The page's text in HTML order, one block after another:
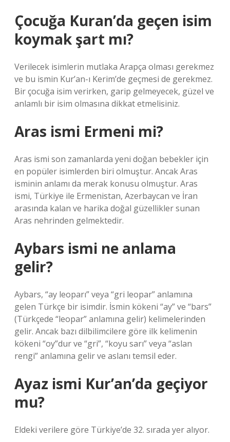
Çocuğa Kuran’da geçen isim
koymak şart mı?
Verilecek isimlerin mutlaka Arapça olması gerekmez
ve bu ismin Kur’an-ı Kerim’de geçmesi de gerekmez.
Bir çocuğa isim verirken, garip gelmeyecek, güzel ve
anlamlı bir isim olmasına dikkat etmelisiniz.
Aras ismi Ermeni mi?
Aras ismi son zamanlarda yeni doğan bebekler için
en popüler isimlerden biri olmuştur. Ancak Aras
isminin anlamı da merak konusu olmuştur. Aras
ismi, Türkiye ile Ermenistan, Azerbaycan ve İran
arasında kalan ve harika doğal güzellikler sunan
Aras nehrinden gelmektedir.
Aybars ismi ne anlama
gelir?
Aybars, “ay leoparı” veya “gri leopar” anlamına
gelen Türkçe bir isimdir. İsmin kökeni “ay” ve “bars”
(Türkçede “leopar” anlamına gelir) kelimelerinden
gelir. Ancak bazı dilbilimcilere göre ilk kelimenin
kökeni “oy”dur ve “gri”, “koyu sarı” veya “aslan
rengi” anlamına gelir ve aslanı temsil eder.
Ayaz ismi Kur’an’da geçiyor
mu?
Eldeki verilere göre Türkiye’de 32. sırada yer alıyor.